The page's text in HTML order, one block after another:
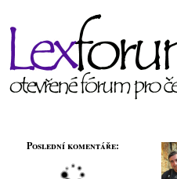
Poslední komentáře: